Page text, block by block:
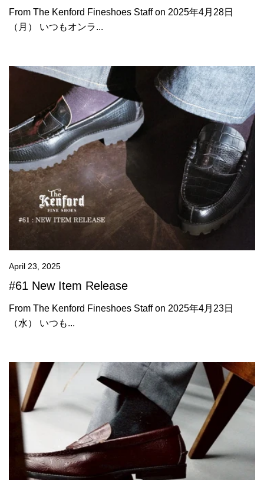
From The Kenford Fineshoes Staff on 2025年4月28日
（月） いつもオンラ...
April 23, 2025
#61 New Item Release
From The Kenford Fineshoes Staff on 2025年4月23日
（水） いつも...